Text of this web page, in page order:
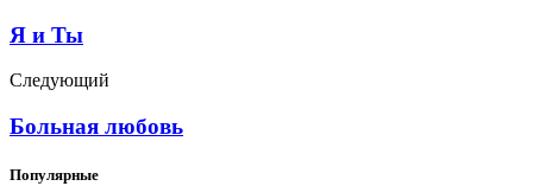
Я и Ты
Следующий
Больная любовь
Популярные